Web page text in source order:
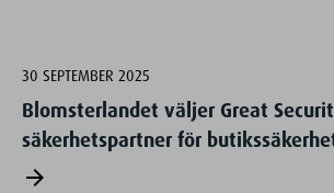
30 SEPTEMBER 2025
Blomsterlandet väljer Great
säkerhetspartner för
arrow_forward